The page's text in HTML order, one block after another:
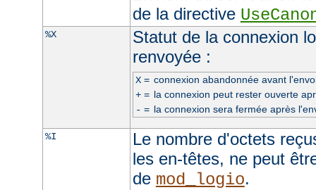
de la directive
%X
Statut de la connexion
renvoyée :
X= connexion abandonnée avant
+= la connexion peut rester ouverte
- = la connexion sera fermée après
%I
Le nombre d'octets
les en-têtes, ne peut
de mod_logio.